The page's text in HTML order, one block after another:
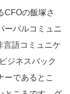
CFOの飯塚さ
ーバルコミュニ
言語コミュニケ
ジネスバック
ーであるとこ